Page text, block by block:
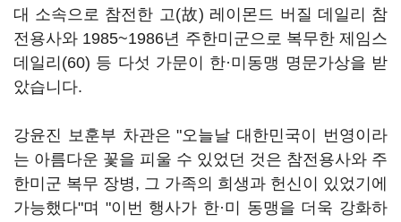
대 소속으로 참전한 고(故) 레이몬드 버질 데일리 참
전용사와 1985~1986년 주한미군으로 복무한 제임스
데일리(60) 등 다섯 가문이 한·미동맹 명문가상을 받
았습니다.
강윤진 보훈부 차관은 "오늘날 대한민국이 번영이라
는 아름다운 꽃을 피울 수 있었던 것은 참전용사와 주
한미군 복무 장병, 그 가족의 희생과 헌신이 있었기에
가능했다"며 "이번 행사가 한·미 동맹을 더욱 강화하